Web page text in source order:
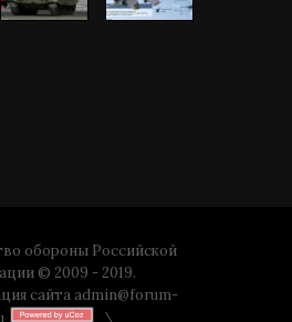
обороны Российской
© 2009 - 2019.
сайта admin@forum-